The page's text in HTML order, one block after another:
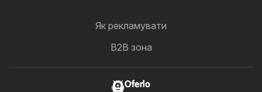
Як рекламувати
B2B зона
Oferlo